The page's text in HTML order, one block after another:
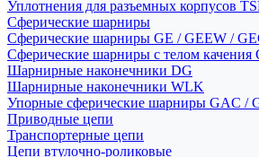
Уплотнения для разъемных корпусов
Сферические шарниры
Сферические шарниры GE / GEEW /
Сферические шарниры с телом
Шарнирные наконечники DG
Шарнирные наконечники WLK
Упорные сферические шарниры GAC /
Приводные цепи
Транспортерные цепи
Цепи втулочно-роликовые